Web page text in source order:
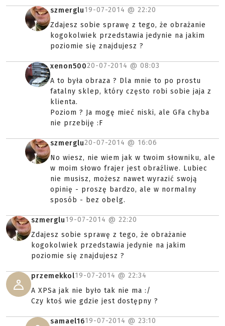
szmerglu19-07-2014 @ 22:20
Zdajesz sobie sprawę z tego, że obrażanie
kogokolwiek przedstawia jedynie na jakim
poziomie się znajdujesz ?
xenon50020-07-2014 @ 08:03
A to była obraza ? Dla mnie to po prostu
fatalny sklep, który często robi sobie jaja z
klienta.
Poziom ? Ja mogę mieć niski, ale GFa chyba
nie przebiję :F
szmerglu20-07-2014 @ 16:06
No wiesz, nie wiem jak w twoim słowniku, ale
w moim słowo frajer jest obraźliwe. Lubiec
nie musisz, możesz nawet wyrazić swoją
opinię - proszę bardzo, ale w normalny
sposób - bez obelg.
szmerglu19-07-2014 @ 22:20
Zdajesz sobie sprawę z tego, że obrażanie
kogokolwiek przedstawia jedynie na jakim
poziomie się znajdujesz ?
przemekkol19-07-2014 @ 22:34
A XPSa jak nie było tak nie ma :/
Czy ktoś wie gdzie jest dostępny ?
samael1619-07-2014 @ 23:10